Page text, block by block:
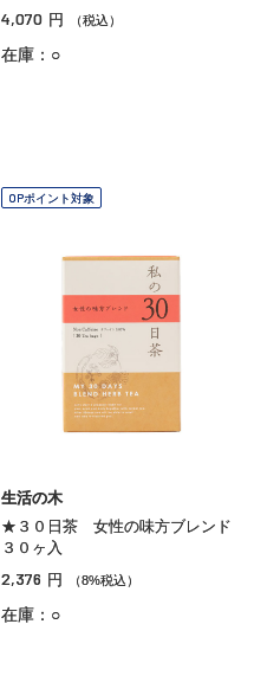
4,070 円 （税込）
在庫：○
OPポイント対象
生活の木
★３０日茶 女性の味方ブレンド
３０ヶ入
2,376 円 （8%税込）
在庫：○